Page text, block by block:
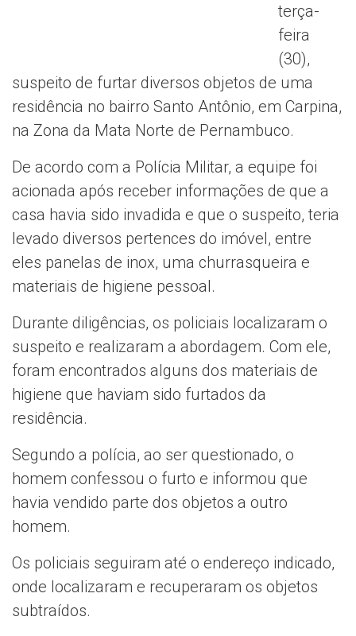
terça-
feira
(30),
suspeito de furtar diversos objetos de uma
residência no bairro Santo Antônio, em Carpina,
na Zona da Mata Norte de Pernambuco.
De acordo com a Polícia Militar, a equipe foi
acionada após receber informações de que a
casa havia sido invadida e que o suspeito, teria
levado diversos pertences do imóvel, entre
eles panelas de inox, uma churrasqueira e
materiais de higiene pessoal.
Durante diligências, os policiais localizaram o
suspeito e realizaram a abordagem. Com ele,
foram encontrados alguns dos materiais de
higiene que haviam sido furtados da
residência.
Segundo a polícia, ao ser questionado, o
homem confessou o furto e informou que
havia vendido parte dos objetos a outro
homem.
Os policiais seguiram até o endereço indicado,
onde localizaram e recuperaram os objetos
subtraídos.